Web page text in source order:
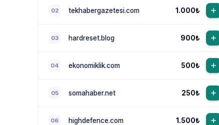
02 tekhabergazetesi.com 1.000₺
03 hardreset.blog 900₺
04 ekonomiklik.com 500₺
05 somahaber.net 250₺
06 highdefence.com 1.500₺